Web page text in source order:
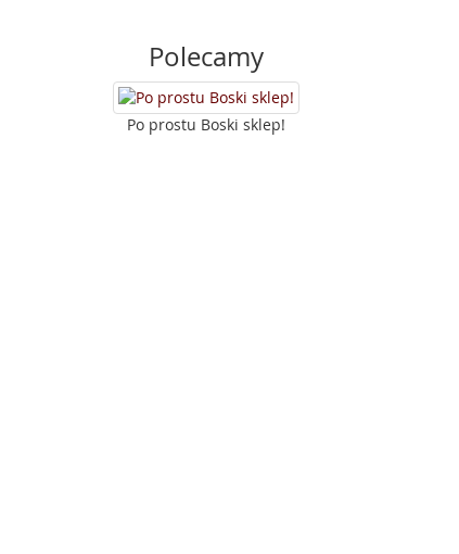
Polecamy
Po prostu Boski sklep!